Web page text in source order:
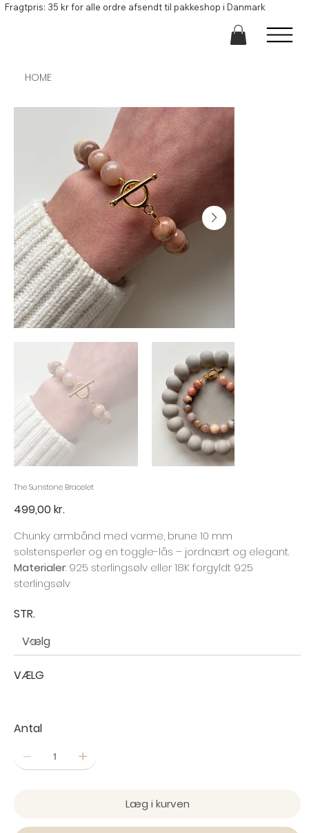
Fragtpris: 35 kr for alle ordre afsendt til pakkeshop i Danmark
HOME
The Sunstone Bracelet
499,00 kr.
Chunky armbånd med varme, brune 10 mm
solstensperler og en toggle-lås – jordnært og elegant.
Materialer: 925 sterlingsølv eller 18K forgyldt 925
sterlingsølv
STR.
VÆLG
Antal
Læg i kurven